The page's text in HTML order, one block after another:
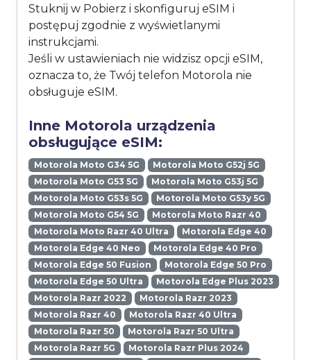
Stuknij w Pobierz i skonfiguruj eSIM i
postępuj zgodnie z wyświetlanymi
instrukcjami.
Jeśli w ustawieniach nie widzisz opcji eSIM,
oznacza to, że Twój telefon Motorola nie
obsługuje eSIM.
Inne Motorola urządzenia
obsługujące eSIM:
Motorola Moto G34 5G
Motorola Moto G52j 5G
Motorola Moto G53 5G
Motorola Moto G53j 5G
Motorola Moto G53s 5G
Motorola Moto G53y 5G
Motorola Moto G54 5G
Motorola Moto Razr 40
Motorola Moto Razr 40 Ultra
Motorola Edge 40
Motorola Edge 40 Neo
Motorola Edge 40 Pro
Motorola Edge 50 Fusion
Motorola Edge 50 Pro
Motorola Edge 50 Ultra
Motorola Edge Plus 2023
Motorola Razr 2022
Motorola Razr 2023
Motorola Razr 40
Motorola Razr 40 Ultra
Motorola Razr 50
Motorola Razr 50 Ultra
Motorola Razr 5G
Motorola Razr Plus 2024